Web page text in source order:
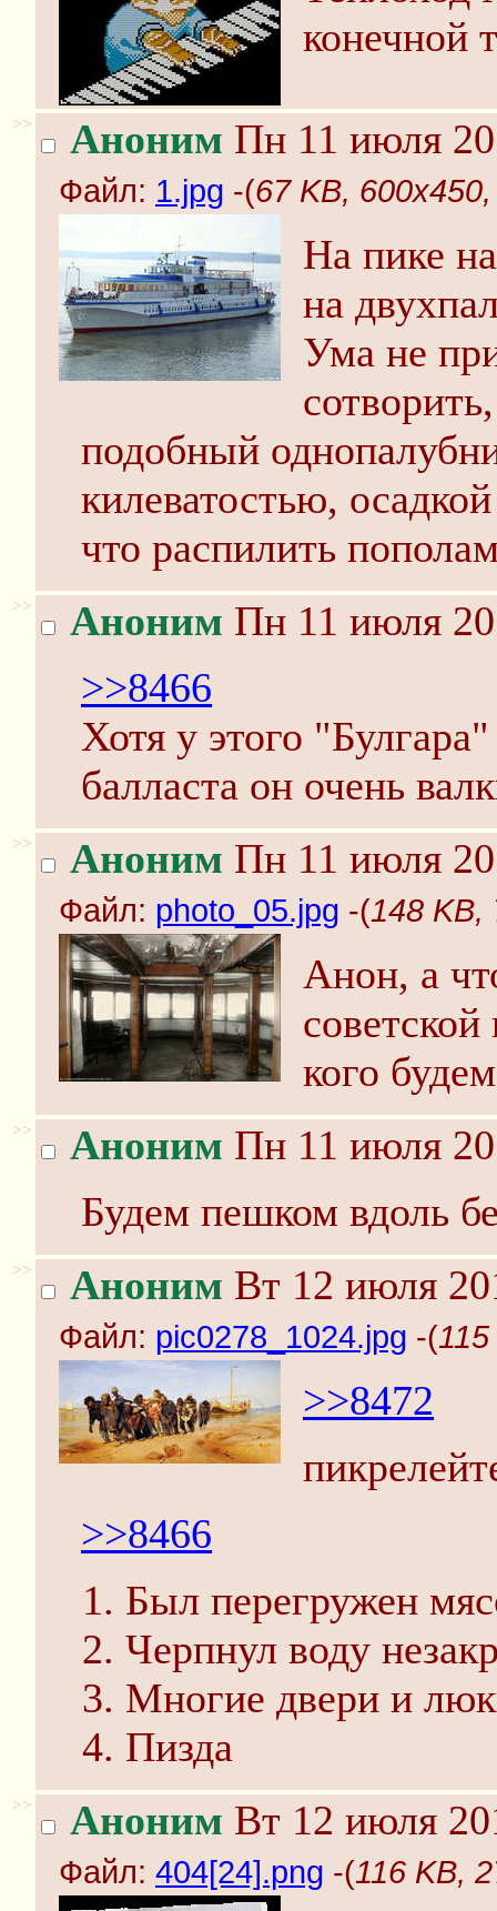
конечной
>> Аноним Пн 11 июля
Файл: 1.jpg -(67 KB,
На пике
на
Ума не
подобный
килеватостью,
что распилить
>> Аноним Пн 11 июля
>>8466
Хотя у этого
балласта он очень
>> Аноним Пн 11 июля
Файл: photo_05.jpg -(148 KB,
Анон, а
кого
>> Аноним Пн 11 июля
Будем пешком вдоль
>> Аноним Вт 12 июля
Файл: pic0278_1024.jpg -(
>>8472
>>8466
Был перегружен
Черпнул воду
Многие двери и
Пизда
>> Аноним Вт 12 июля
Файл: 404[24].png -(116 KB,